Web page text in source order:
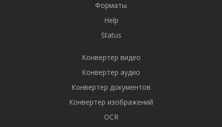
Форматы
Help
Status
Конвертер видео
Конвертер аудио
Конвертер документов
Конвертер изображений
OCR